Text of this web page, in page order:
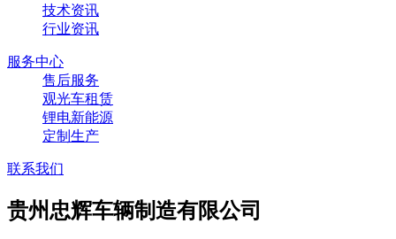
技术资讯
行业资讯
服务中心
售后服务
观光车租赁
锂电新能源
定制生产
联系我们
贵州忠辉车辆制造有限公司